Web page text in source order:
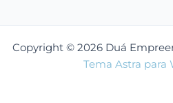
Copyright © 2026 Duá
Tema Astra para